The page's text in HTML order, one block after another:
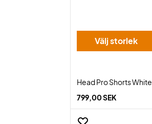
Välj storlek
Head Pro Shorts White
799,00 SEK